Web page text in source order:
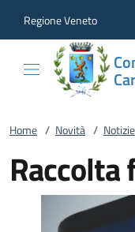
Regione Veneto
Home / Novità / Notizie
Raccolta